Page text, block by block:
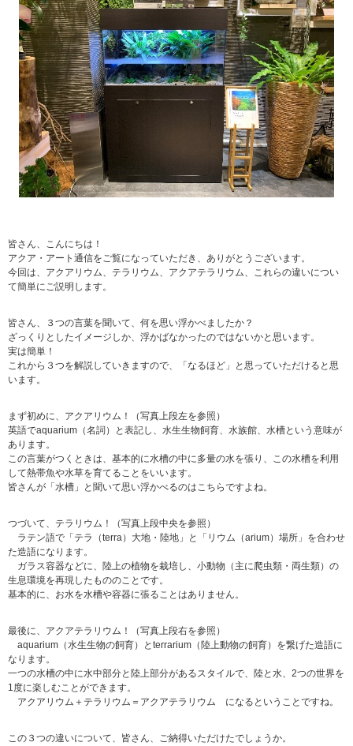
皆さん、こんにちは！
アクア・アート通信をご覧になっていただき、ありがとうございます。
今回は、アクアリウム、テラリウム、アクアテラリウム、これらの違いについ
て簡単にご説明します。
皆さん、３つの言葉を聞いて、何を思い浮かべましたか？
ざっくりとしたイメージしか、浮かばなかったのではないかと思います。
実は簡単！
これから３つを解説していきますので、「なるほど」と思っていただけると思
います。
まず初めに、アクアリウム！（写真上段左を参照）
英語でaquarium（名詞）と表記し、水生生物飼育、水族館、水槽という意味が
あります。
この言葉がつくときは、基本的に水槽の中に多量の水を張り、この水槽を利用
して熱帯魚や水草を育てることをいいます。
皆さんが「水槽」と聞いて思い浮かべるのはこちらですよね。
つづいて、テラリウム！（写真上段中央を参照）
ラテン語で「テラ（terra）大地・陸地」と「リウム（arium）場所」を合わせ
た造語になります。
ガラス容器などに、陸上の植物を栽培し、小動物（主に爬虫類・両生類）の
生息環境を再現したもののことです。
基本的に、お水を水槽や容器に張ることはありません。
最後に、アクアテラリウム！（写真上段右を参照）
aquarium（水生生物の飼育）とterrarium（陸上動物の飼育）を繋げた造語に
なります。
一つの水槽の中に水中部分と陸上部分があるスタイルで、陸と水、2つの世界を
1度に楽しむことができます。
アクアリウム＋テラリウム＝アクアテラリウム になるということですね。
この３つの違いについて、皆さん、ご納得いただけたでしょうか。